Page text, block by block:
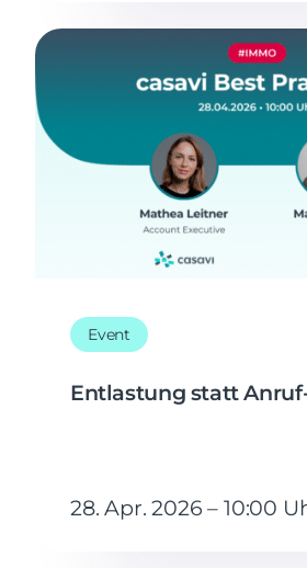
Event
Entlastung statt
28. Apr. 2026 – 10:00